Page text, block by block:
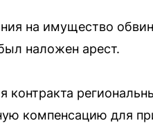
на имущество
наложен арест.
контракта
компенсацию для